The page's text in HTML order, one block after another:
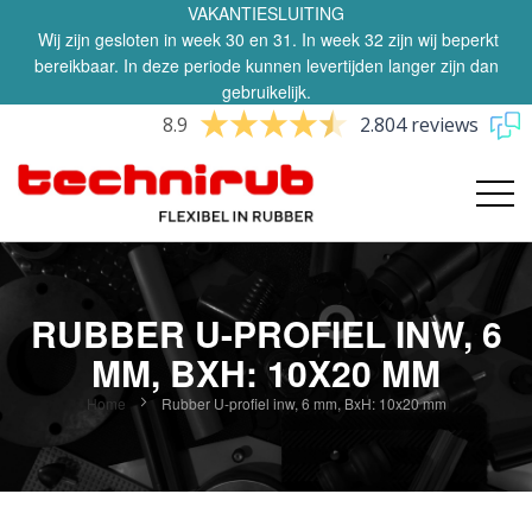
VAKANTIESLUITING
Wij zijn gesloten in week 30 en 31. In week 32 zijn wij beperkt
bereikbaar. In deze periode kunnen levertijden langer zijn dan
gebruikelijk.
8.9 2.804 reviews
RUBBER U-PROFIEL INW, 6
MM, BXH: 10X20 MM
Home Rubber U-profiel inw, 6 mm, BxH: 10x20 mm